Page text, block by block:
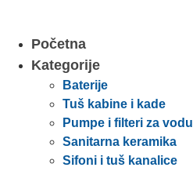
Početna
Kategorije
Baterije
Tuš kabine i kade
Pumpe i filteri za vodu
Sanitarna keramika
Sifoni i tuš kanalice